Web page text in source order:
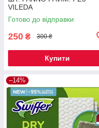
VILEDA
Готово до відправки
250 ₴ 300 ₴
Купити
–14%